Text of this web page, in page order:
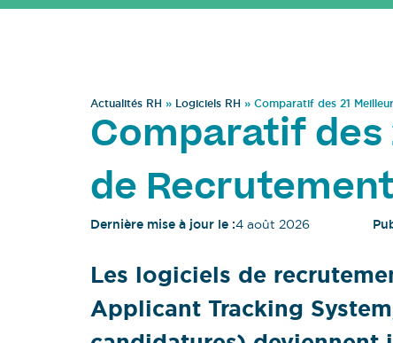
Actualités RH » Logiciels RH » Comparatif des 21
Comparatif des
de
Dernière mise à jour le :4 août 2026
Les logiciels de
Applicant Tracking